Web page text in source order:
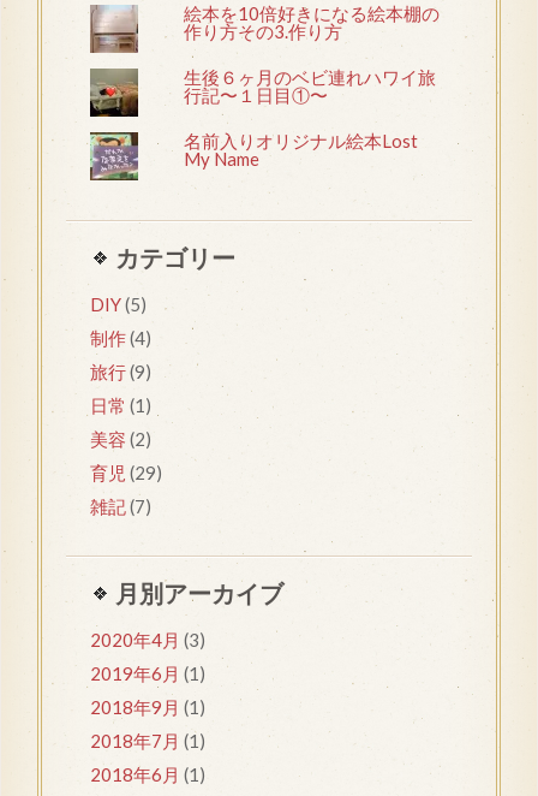
絵本を10倍好きになる絵本棚の
作り方その3.作り方
生後６ヶ月のベビ連れハワイ旅
行記〜１日目①〜
名前入りオリジナル絵本Lost
My Name
カテゴリー
DIY(5)
制作(4)
旅行(9)
日常 (1)
美容 (2)
育児 (29)
雑記(7)
月別アーカイブ
2020年4月 (3)
2019年6月 (1)
2018年9月 (1)
2018年7月 (1)
2018年6月 (1)